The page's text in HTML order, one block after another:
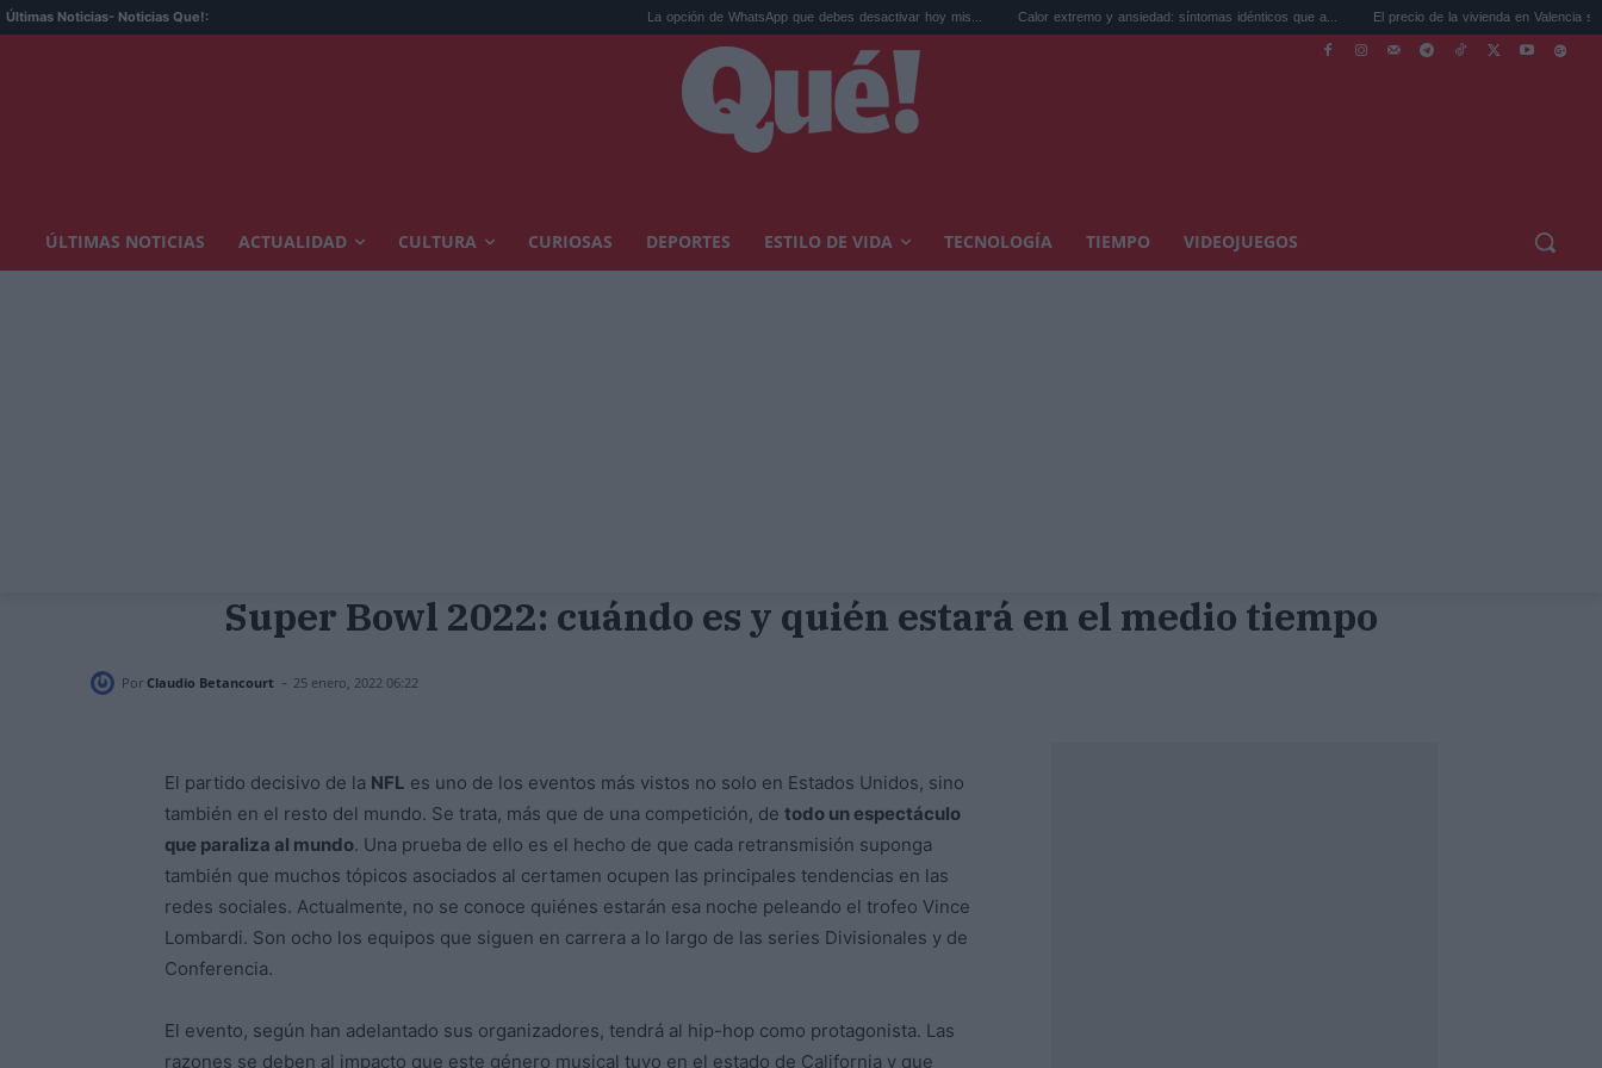
Últimas Noticias- Noticias Que!: La opción de WhatsApp que debes desactivar hoy mis... Calor extremo y ansiedad: síntomas idénticos que a... El precio de la vivienda en Valencia sube a 3.485 ...
ÚLTIMAS NOTICIAS ACTUALIDAD CULTURA CURIOSAS DEPORTES ESTILO DE VIDA TECNOLOGÍA TIEMPO VIDEOJUEGOS
Super Bowl 2022: cuándo es y quién estará en el medio tiempo
Por Claudio Betancourt - 25 enero, 2022 06:22
El partido decisivo de la NFL es uno de los eventos más vistos no solo en Estados Unidos, sino
también en el resto del mundo. Se trata, más que de una competición, de todo un espectáculo
que paraliza al mundo. Una prueba de ello es el hecho de que cada retransmisión suponga
también que muchos tópicos asociados al certamen ocupen las principales tendencias en las
redes sociales. Actualmente, no se conoce quiénes estarán esa noche peleando el trofeo Vince
Lombardi. Son ocho los equipos que siguen en carrera a lo largo de las series Divisionales y de
Conferencia.
El evento, según han adelantado sus organizadores, tendrá al hip-hop como protagonista. Las
razones se deben al impacto que este género musical tuvo en el estado de California y que